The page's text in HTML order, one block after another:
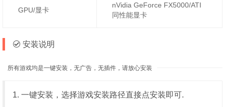
GPU/显卡
nVidia GeForce FX5000/ATI
同性能显卡
安装说明
所有游戏均是一键安装，无广告，无插件，请放心安装
1. 一键安装，选择游戏安装路径直接点安装即可.